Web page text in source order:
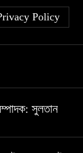
Policy
সুলতান